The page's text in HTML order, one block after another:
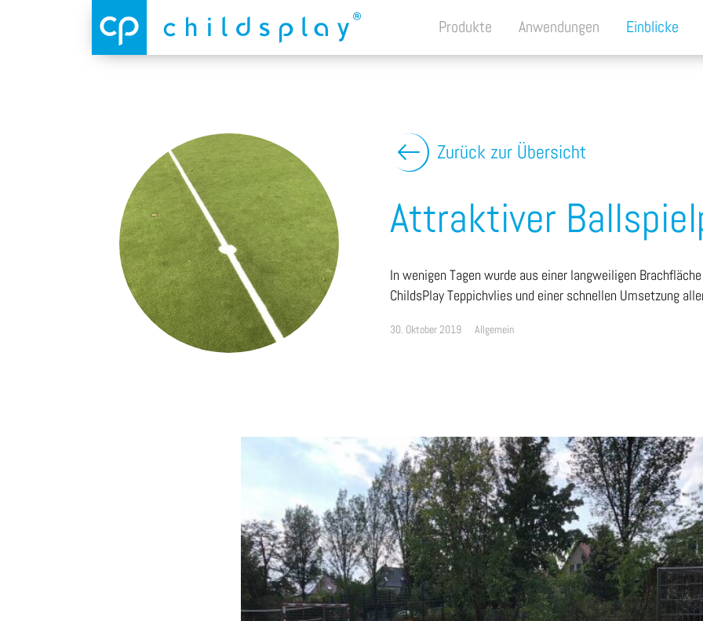
Produkte Anwendungen Einblicke
Zurück zur Übersicht
Attraktiver
In wenigen Tagen wurde aus einer langweiligen
ChildsPlay Teppichvlies und einer schnellen Umsetzung
30. Oktober 2019 Allgemein